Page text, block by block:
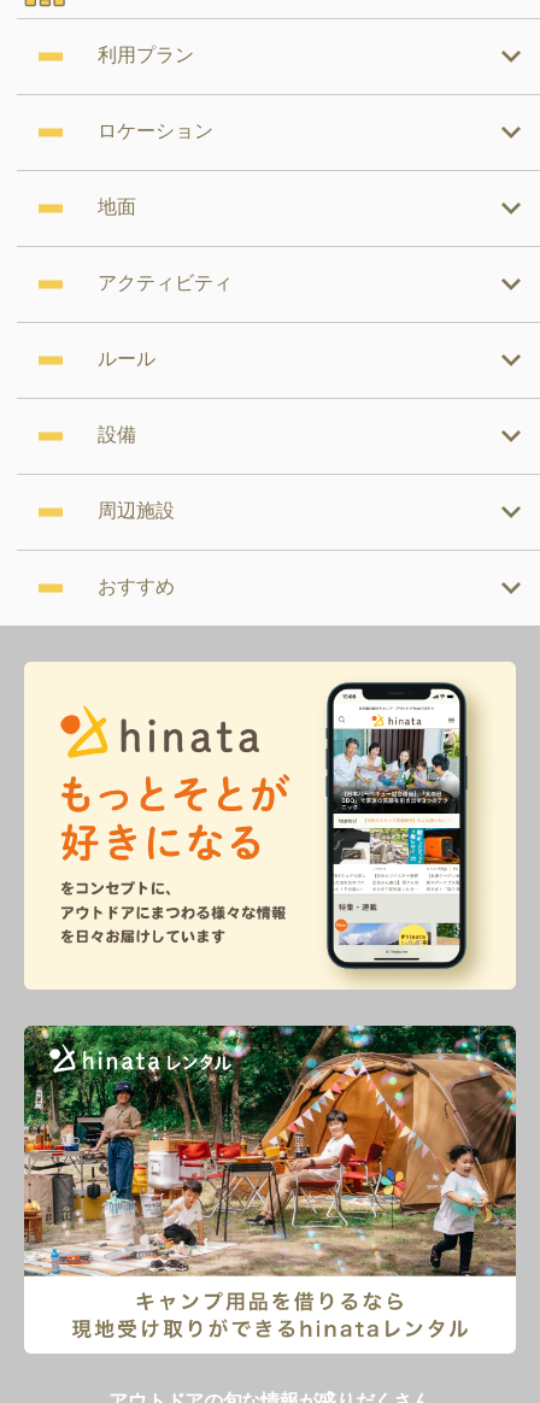
利用プラン
ロケーション
地面
アクティビティ
ルール
設備
周辺施設
おすすめ